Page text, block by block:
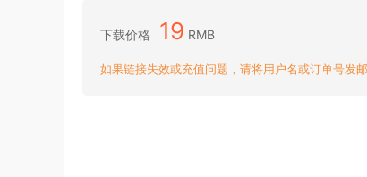
下载价格 19 RMB
如果链接失效或充值问题，请将用户名或订单号发